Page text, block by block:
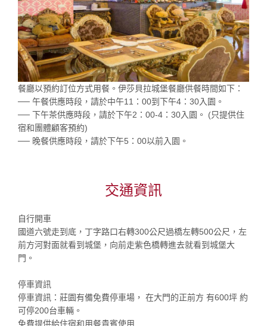
餐廳以預約訂位方式用餐。伊莎貝拉城堡餐廳供餐時間如下：
── 午餐供應時段，請於中午11：00到下午4：30入園。
── 下午茶供應時段，請於下午2：00-4：30入園。 (只提供住
宿和團體顧客預約)
── 晚餐供應時段，請於下午5：00以前入園。
交通資訊
自行開車
國道六號走到底，丁字路口右轉300公尺過橋左轉500公尺，左
前方河對面就看到城堡，向前走紫色橋轉進去就看到城堡大
門。
停車資訊
停車資訊：莊園有備免費停車場， 在大門的正前方 有600坪 約
可停200台車輛。
免費提供給住宿和用餐貴賓使用